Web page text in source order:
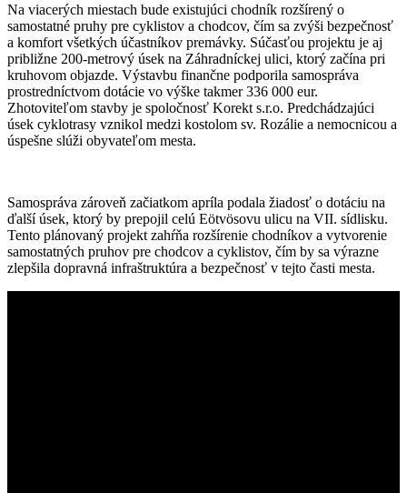
Na viacerých miestach bude existujúci chodník rozšírený o
samostatné pruhy pre cyklistov a chodcov, čím sa zvýši bezpečnosť
a komfort všetkých účastníkov premávky. Súčasťou projektu je aj
približne 200-metrový úsek na Záhradníckej ulici, ktorý začína pri
kruhovom objazde. Výstavbu finančne podporila samospráva
prostredníctvom dotácie vo výške takmer 336 000 eur.
Zhotoviteľom stavby je spoločnosť Korekt s.r.o. Predchádzajúci
úsek cyklotrasy vznikol medzi kostolom sv. Rozálie a nemocnicou a
úspešne slúži obyvateľom mesta.
Samospráva zároveň začiatkom apríla podala žiadosť o dotáciu na
ďalší úsek, ktorý by prepojil celú Eötvösovu ulicu na VII. sídlisku.
Tento plánovaný projekt zahŕňa rozšírenie chodníkov a vytvorenie
samostatných pruhov pre chodcov a cyklistov, čím by sa výrazne
zlepšila dopravná infraštruktúra a bezpečnosť v tejto časti mesta.